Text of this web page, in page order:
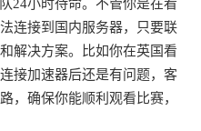
24小时待命。不管你是在看
连接到国内服务器，只要联
解决方案。比如你在英国看
接加速器后还是有问题，客
，确保你能顺利观看比赛，